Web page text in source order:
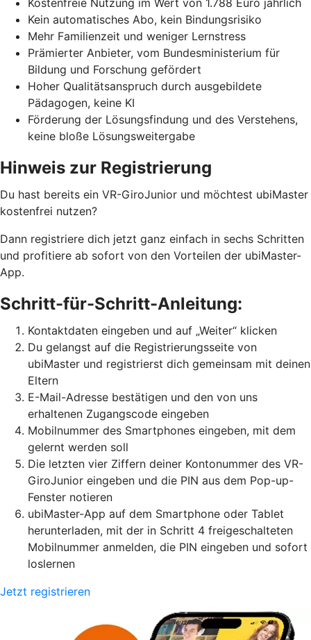
Kein automatisches Abo, kein Bindungsrisiko
Mehr Familienzeit und weniger Lernstress
Prämierter Anbieter, vom Bundesministerium für
Bildung und Forschung gefördert
Hoher Qualitätsanspruch durch ausgebildete
Pädagogen, keine KI
Förderung der Lösungsfindung und des Verstehens,
keine bloße Lösungsweitergabe
Hinweis zur Registrierung
Du hast bereits ein VR-GiroJunior und möchtest ubiMaster
kostenfrei nutzen?
Dann registriere dich jetzt ganz einfach in sechs Schritten
und profitiere ab sofort von den Vorteilen der ubiMaster-
App.
Schritt-für-Schritt-Anleitung:
Kontaktdaten eingeben und auf „Weiter“ klicken
Du gelangst auf die Registrierungsseite von
ubiMaster und registrierst dich gemeinsam mit deinen
Eltern
E-Mail-Adresse bestätigen und den von uns
erhaltenen Zugangscode eingeben
Mobilnummer des Smartphones eingeben, mit dem
gelernt werden soll
Die letzten vier Ziffern deiner Kontonummer des VR-
GiroJunior eingeben und die PIN aus dem Pop-up-
Fenster notieren
ubiMaster-App auf dem Smartphone oder Tablet
herunterladen, mit der in Schritt 4 freigeschalteten
Mobilnummer anmelden, die PIN eingeben und sofort
loslernen
Jetzt registrieren